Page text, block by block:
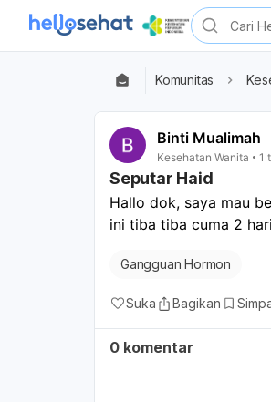
Komunitas
Binti Mualimah
Kesehatan Wanita 1
Seputar Haid
Hallo dok, saya mau
ini tiba tiba cuma 2
Gangguan Hormon
Suka Bagikan
0 komentar